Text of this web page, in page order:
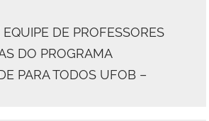
DE PROFESSORES
DO PROGRAMA
PARA TODOS UFOB –